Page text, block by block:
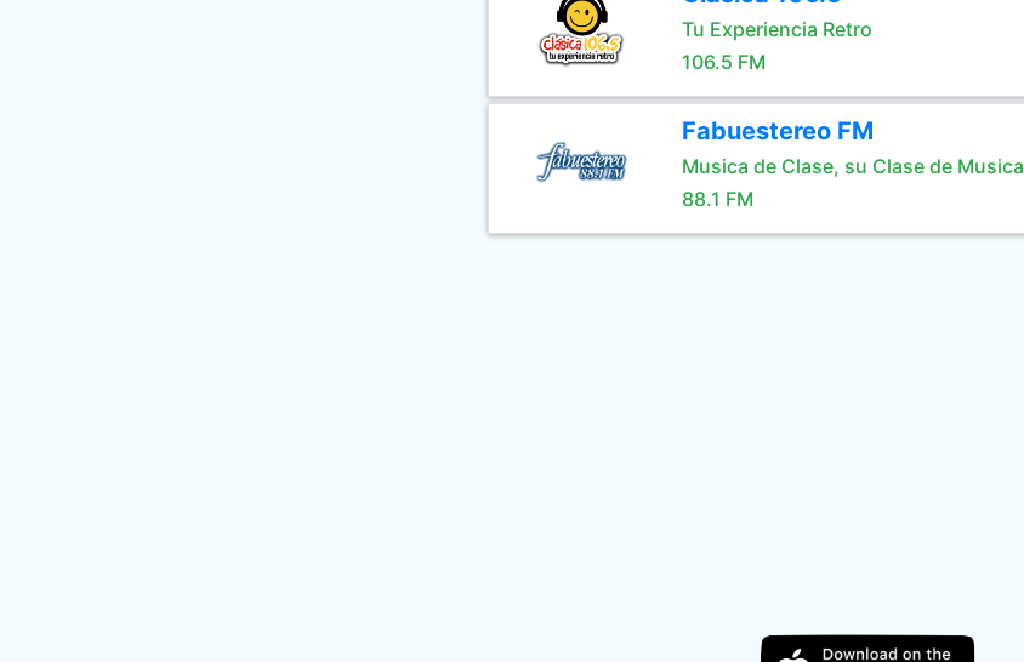
Tu Experiencia Retro
106.5 FM
Fabuestereo FM
Musica de Clase, su Clase de Musica
88.1 FM